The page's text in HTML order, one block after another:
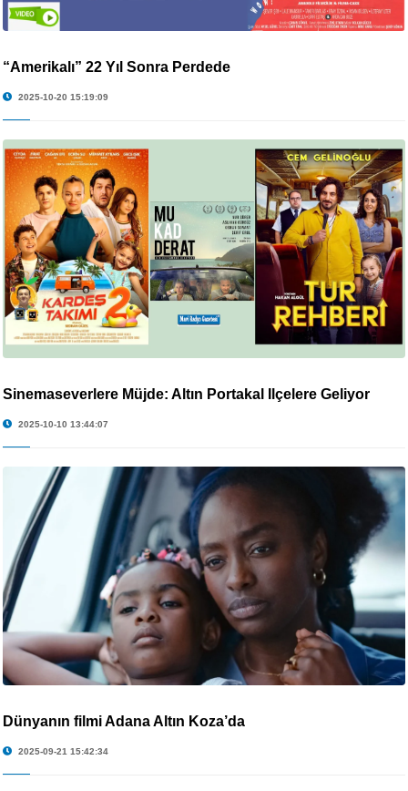
“Amerikalı” 22 Yıl Sonra Perdede
2025-10-20 15:19:09
Sinemaseverlere Müjde: Altın Portakal İlçelere Geliyor
2025-10-10 13:44:07
Dünyanın filmi Adana Altın Koza’da
2025-09-21 15:42:34